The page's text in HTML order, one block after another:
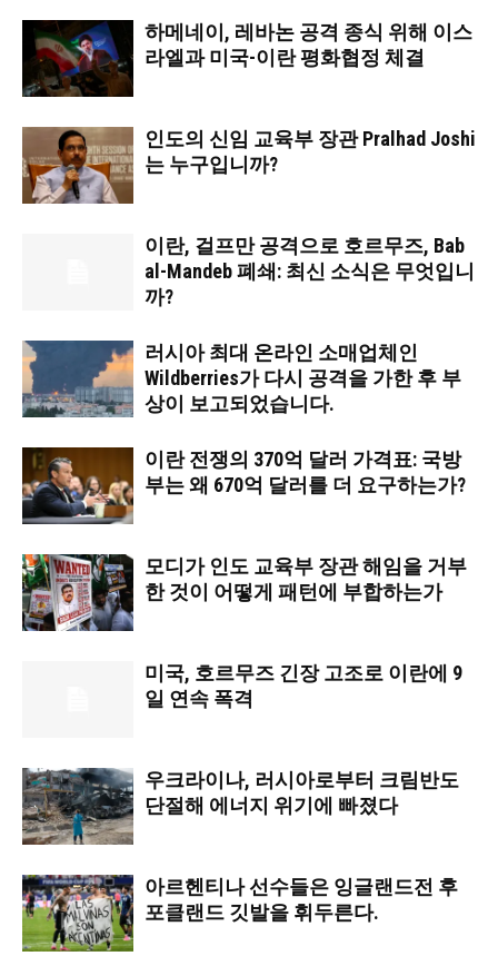
하메네이, 레바논 공격 종식 위해 이스
라엘과 미국-이란 평화협정 체결
인도의 신임 교육부 장관 Pralhad Joshi
는 누구입니까?
이란, 걸프만 공격으로 호르무즈, Bab
al-Mandeb 폐쇄: 최신 소식은 무엇입니
까?
러시아 최대 온라인 소매업체인
Wildberries가 다시 공격을 가한 후 부
상이 보고되었습니다.
이란 전쟁의 370억 달러 가격표: 국방
부는 왜 670억 달러를 더 요구하는가?
모디가 인도 교육부 장관 해임을 거부
한 것이 어떻게 패턴에 부합하는가
미국, 호르무즈 긴장 고조로 이란에 9
일 연속 폭격
우크라이나, 러시아로부터 크림반도
단절해 에너지 위기에 빠졌다
아르헨티나 선수들은 잉글랜드전 후
포클랜드 깃발을 휘두른다.